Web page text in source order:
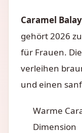
Caramel
gehört 2026
für Frauen.
verleihen
und einen
Warme
Dimension